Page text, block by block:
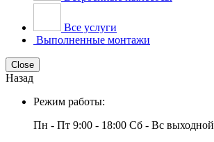
Все услуги
Выполненные монтажи
Close
Назад
Режим работы:
Пн - Пт 9:00 - 18:00 Сб - Вс выходной